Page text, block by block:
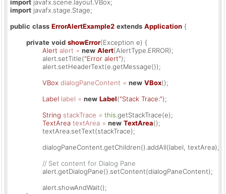
import
import javafx.stage.Stage;
public class ErrorAlertExample2 extends Application {
private void showError(Exception e) {
Alert alert = new Alert(AlertType.ERROR);
		alert.setTitle(
"Error alert");
VBox dialogPaneContent = new VBox();
Label label = new Label("Stack Trace:");
String stackTrace = this .getStackTrace(e);
TextArea textArea = new TextArea();
// Set content for Dialog Pane